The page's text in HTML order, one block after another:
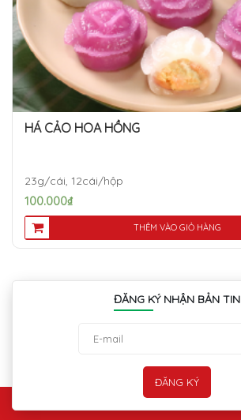
HÁ CẢO HOA HỒNG
23g/cái, 12cái/hộp
100.000₫
THÊM VÀO GIỎ HÀNG
ĐĂNG KÝ NHẬN BẢN TIN